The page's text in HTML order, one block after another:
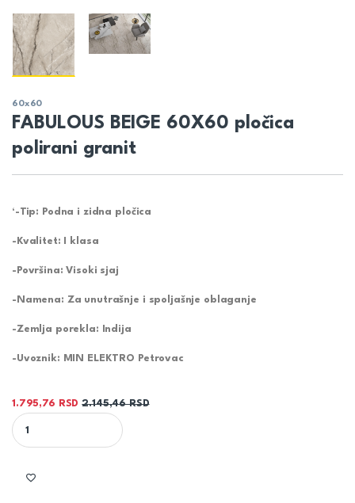
60x60
FABULOUS BEIGE 60X60 pločica
polirani granit
‘-Tip: Podna i zidna pločica
-Kvalitet: I klasa
-Površina: Visoki sjaj
-Namena: Za unutrašnje i spoljašnje oblaganje
-Zemlja porekla: Indija
-Uvoznik: MIN ELEKTRO Petrovac
1.795,76 RSD 2.145,46RSD
FABULOUS BEIGE 60X60 pločica polirani granit quantity